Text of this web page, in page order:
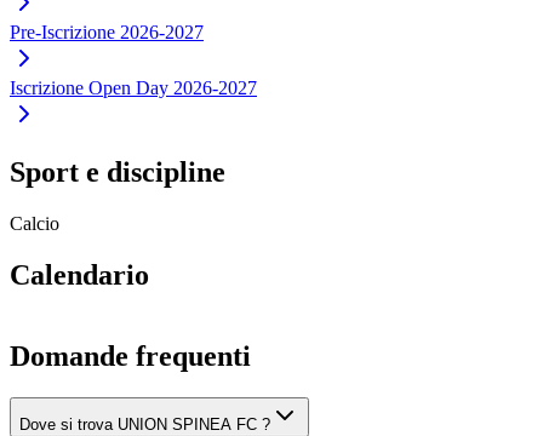
Pre-Iscrizione 2026-2027
Iscrizione Open Day 2026-2027
Sport e discipline
Calcio
Calendario
Domande frequenti
Dove si trova UNION SPINEA FC ?